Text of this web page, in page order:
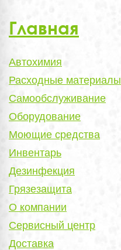
Главная
Автохимия
Расходные материалы
Самообслуживание
Оборудование
Моющие средства
Инвентарь
Дезинфекция
Грязезащита
О компании
Сервисный центр
Доставка